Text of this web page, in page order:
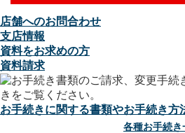
店舗へのお問合わせ
支店情報
資料をお求めの方
資料請求
お手続きに関する書類やお手続き方
各種お手続き